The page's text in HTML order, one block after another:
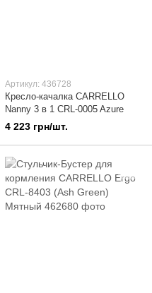
Артикул: 436728
Кресло-качалка CARRELLO
Nanny 3 в 1 CRL-0005 Azure
4 223 грн/шт.